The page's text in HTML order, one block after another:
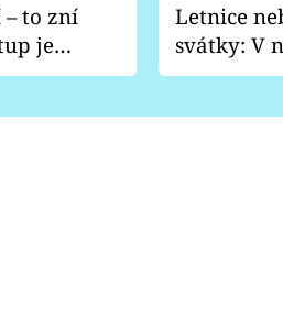
to zní
je
Letnice
svátky: V
pondělí